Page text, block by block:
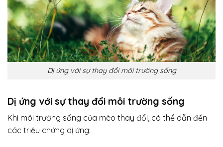
Dị ứng với sự thay đổi môi trường sống
Dị ứng với sự thay đổi môi trường sống
Khi môi trường sống của mèo thay đổi, có thể dẫn đến
các triệu chứng dị ứng: